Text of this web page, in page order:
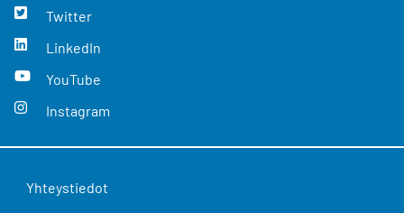
Twitter
LinkedIn
YouTube
Instagram
Yhteystiedot